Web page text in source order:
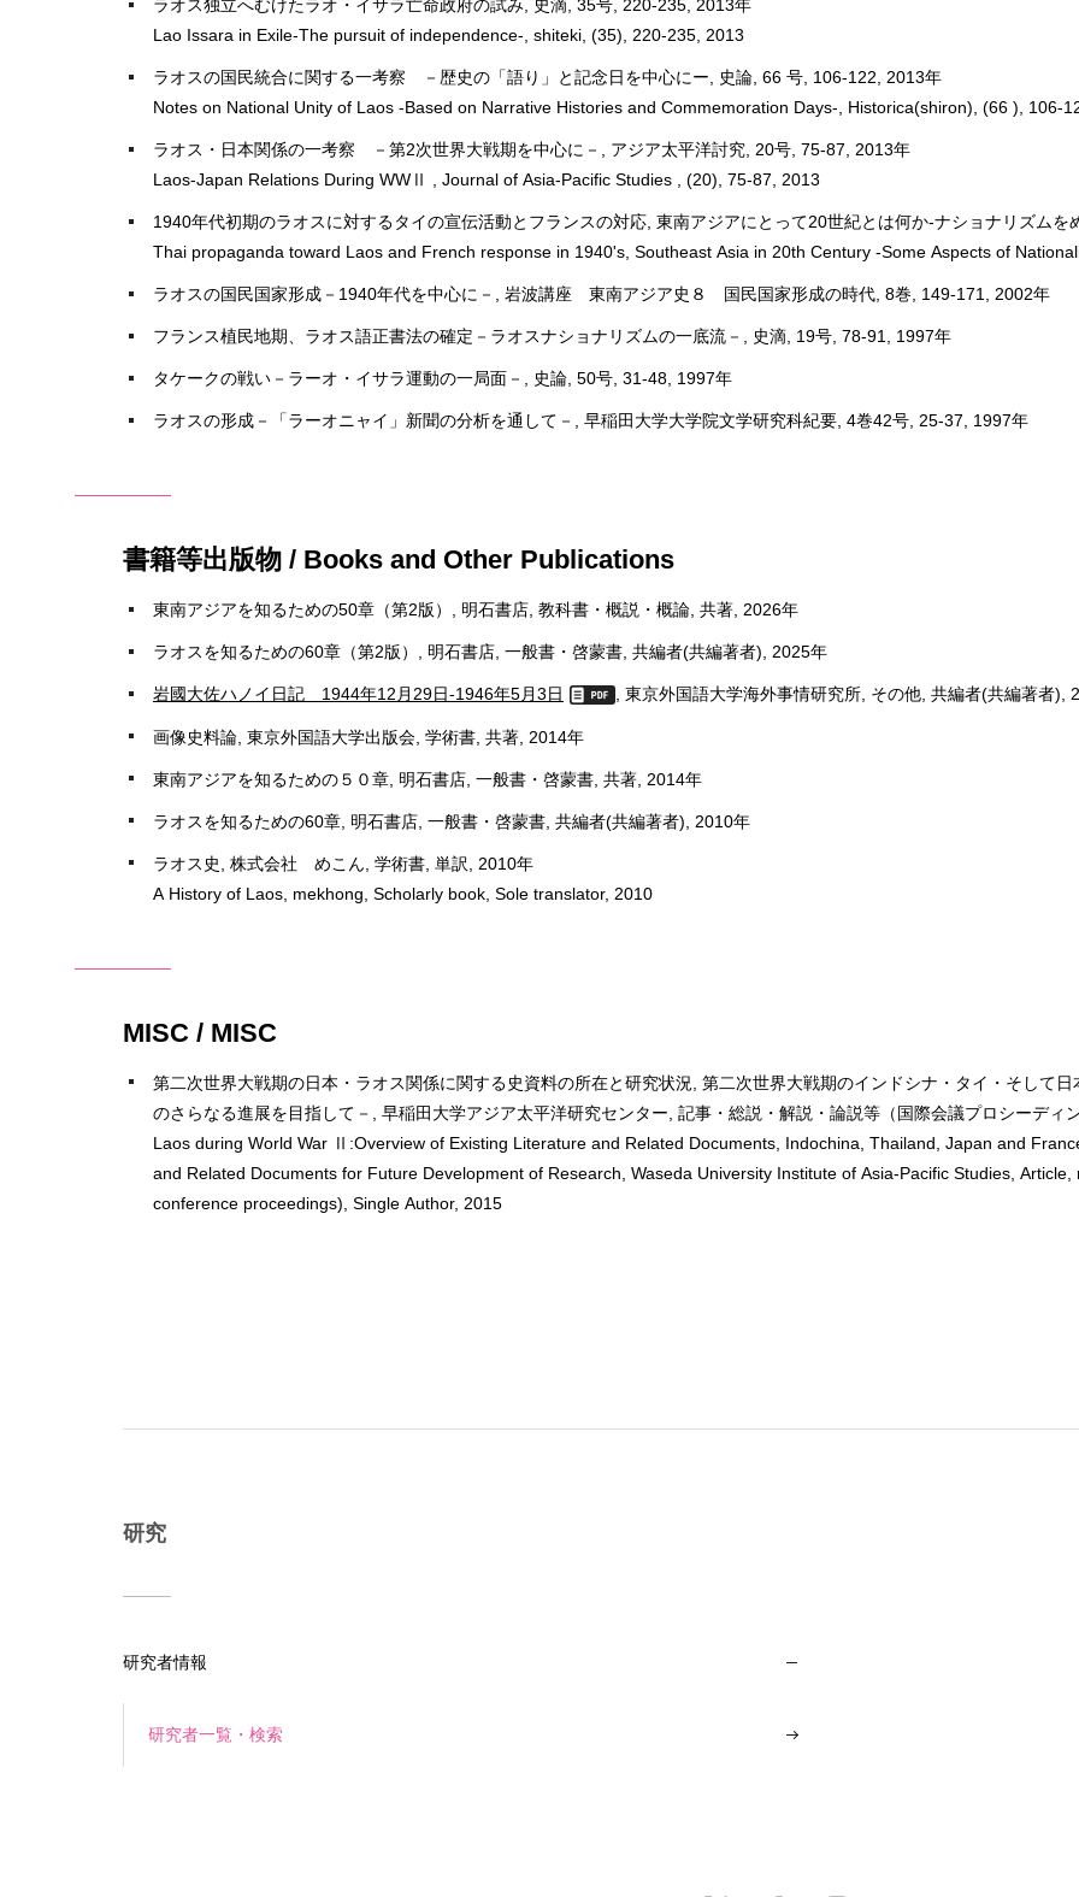
Lao Issara in Exile-The pursuit of independence-, shiteki, (35), 220-235, 2013
ラオスの国民統合に関する一考察 －歴史の「語り」と記念日を中心にー, 史論, 66 号, 106-122, 2013年
Notes on National Unity of Laos -Based on Narrative Histories and Commemoration Days-, Historica(shiron), (66 ), 106-
ラオス・日本関係の一考察 －第2次世界大戦期を中心に－, アジア太平洋討究, 20号, 75-87, 2013年
Laos-Japan Relations During WWⅡ , Journal of Asia-Pacific Studies , (20), 75-87, 2013
1940年代初期のラオスに対するタイの宣伝活動とフランスの対応, 東南アジアにとって20世紀とは何か-ナショナリズム
Thai propaganda toward Laos and French response in 1940's, Southeast Asia in 20th Century -Some Aspects of
ラオスの国民国家形成－1940年代を中心に－, 岩波講座 東南アジア史８ 国民国家形成の時代, 8巻, 149-171, 2002年
フランス植民地期、ラオス語正書法の確定－ラオスナショナリズムの一底流－, 史滴, 19号, 78-91, 1997年
タケークの戦い－ラーオ・イサラ運動の一局面－, 史論, 50号, 31-48, 1997年
ラオスの形成－「ラーオニャイ」新聞の分析を通して－, 早稲田大学大学院文学研究科紀要, 4巻42号, 25-37, 1997年
書籍等出版物 / Books and Other Publications
東南アジアを知るための50章（第2版）, 明石書店, 教科書・概説・概論, 共著, 2026年
ラオスを知るための60章（第2版）, 明石書店, 一般書・啓蒙書, 共編者(共編著者), 2025年
岩國大佐ハノイ日記 1944年12月29日-1946年5月3日
, 東京外国語大学海外事情研究所, その他, 共編者(共編著者),
画像史料論, 東京外国語大学出版会, 学術書, 共著, 2014年
東南アジアを知るための５０章, 明石書店, 一般書・啓蒙書, 共著, 2014年
ラオスを知るための60章, 明石書店, 一般書・啓蒙書, 共編者(共編著者), 2010年
ラオス史, 株式会社 めこん, 学術書, 単訳, 2010年
A History of Laos, mekhong, Scholarly book, Sole translator, 2010
MISC / MISC
第二次世界大戦期の日本・ラオス関係に関する史資料の所在と研究状況, 第二次世界大戦期のインドシナ・タイ・そして
のさらなる進展を目指して－, 早稲田大学アジア太平洋研究センター, 記事・総説・解説・論説等（国際会議プロシーディ
Laos during World War Ⅱ:Overview of Existing Literature and Related Documents, Indochina, Thailand, Japan and
and Related Documents for Future Development of Research, Waseda University Institute of Asia-Pacific Studies,
conference proceedings), Single Author, 2015
研究
研究者情報
研究者一覧・検索